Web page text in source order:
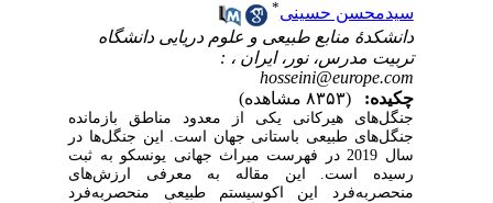
سیدمحسن حسینی
دانشکدۀ منابع طبیعی و علوم دریایی دانشگاه
تربیت مدرس، نور، ایران ، :
hosseini@europe.com
چکیده:
جنگل‌های هیرکانی یکی از معدود مناطق بازمانده
جنگل‌های طبیعی باستانی جهان است. این جنگل‌ها در
سال 2019 در فهرست میراث جهانی یونسکو به ثبت
رسیده است. این مقاله به معرفی ارزش‌های
منحصربه‌فرد این اکوسیستم طبیعی منحصربه‌فرد